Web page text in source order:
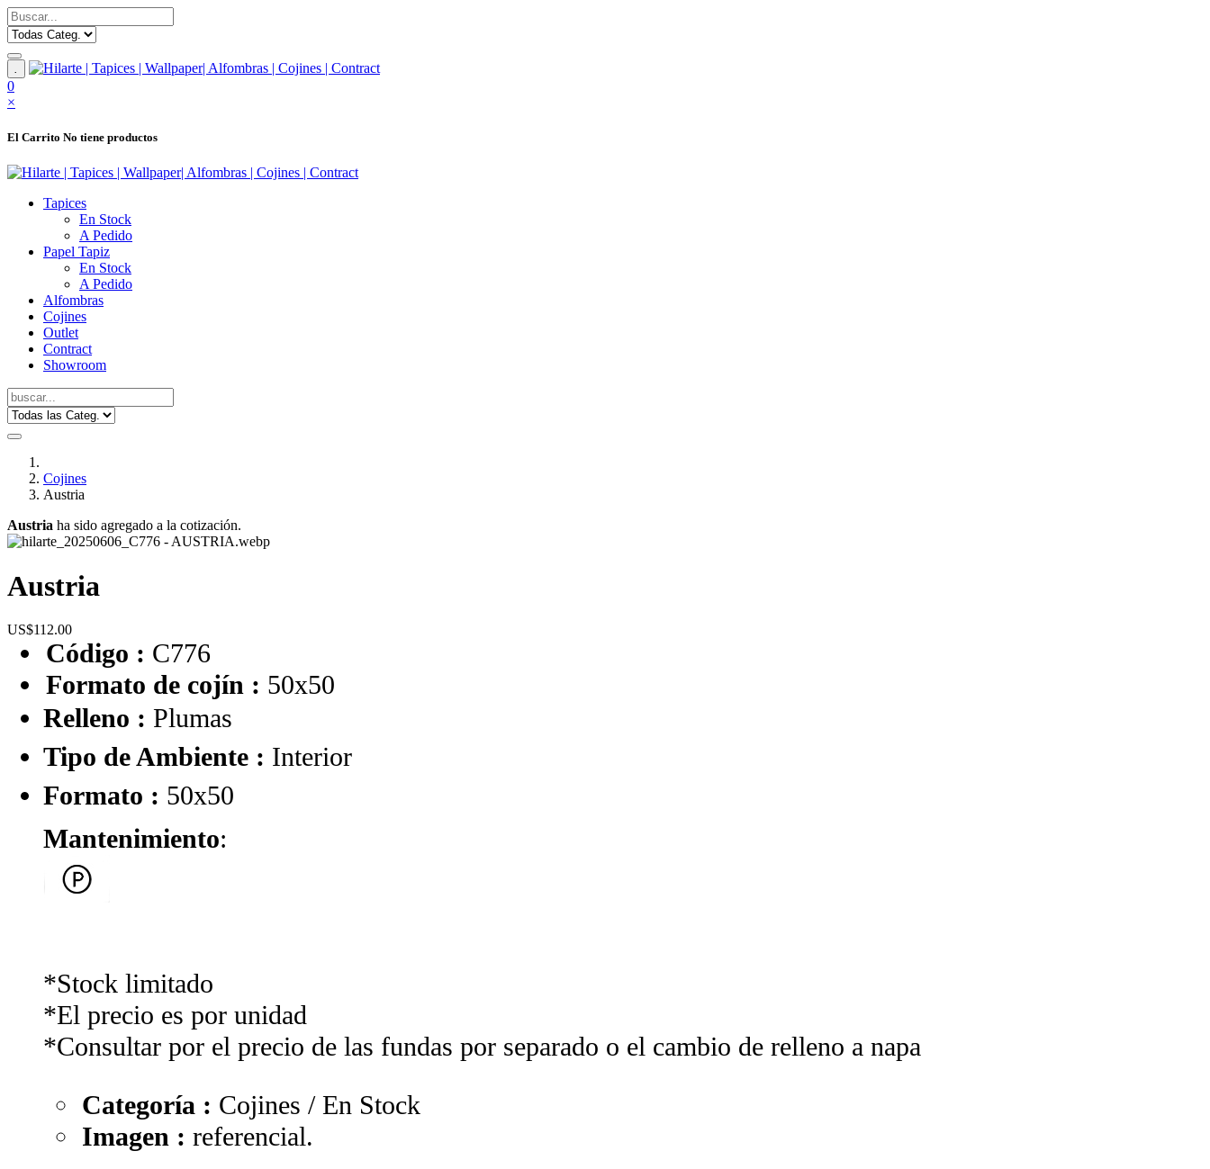
.
0
×
El Carrito No tiene productos
Tapices
En Stock
A Pedido
Papel Tapiz
En Stock
A Pedido
Alfombras
Cojines
Outlet
Contract
Showroom
Cojines
Austria
Austria ha sido agregado a la cotización.
Austria
US$112.00
Código : C776
Formato de cojín : 50x50
Relleno : Plumas
Tipo de Ambiente : Interior
Formato : 50x50
Mantenimiento:
*Stock limitado
*El precio es por unidad
*Consultar por el precio de las fundas por separado o el cambio de relleno a napa
Categoría : Cojines / En Stock
Imagen : referencial.